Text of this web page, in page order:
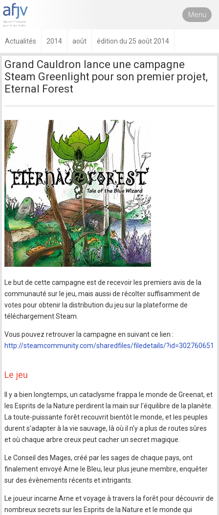
Menu
Actualités 2014 août édition du 25 août 2014
Grand Cauldron lance une campagne
Steam Greenlight pour son premier projet,
Eternal Forest
Le but de cette campagne est de recevoir les premiers avis de la
communauté sur le jeu, mais aussi de récolter suffisamment de
votes pour obtenir la distribution du jeu sur la plateforme de
téléchargement Steam.
Vous pouvez retrouver la campagne en suivant ce lien :
http://steamcommunity.com/sharedfiles/filedetails/?id=302760651
Le jeu
Il y a bien longtemps, un cataclysme frappa le monde de Greenat, et
les Esprits de la Nature perdirent la main sur l'équilibre de la planète.
La toute-puissante forêt recouvrit bientôt le monde, et les peuples
durent s'adapter à la vie sauvage, là où il n'y a plus de routes sûres
et où chaque arbre creux peut cacher un secret magique.
Le Conseil des Mages, créé par les sages de chaque pays, ont
finalement envoyé Arne le Bleu, leur plus jeune membre, enquêter
sur des évènements récents et intrigants.
Le joueur incarne Arne et voyage à travers la forêt pour découvrir de
nombreux secrets sur les Esprits de la Nature et le monde qui